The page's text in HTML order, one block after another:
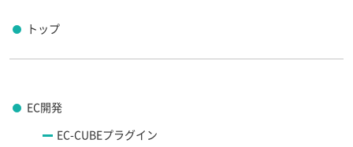
トップ
EC開発
EC-CUBEプラグイン